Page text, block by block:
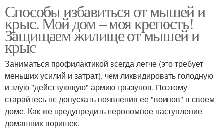
Способы избавиться от мышей и
крыс. Мой дом – моя крепость!
Защищаем жилище от мышей и
крыс
Заниматься профилактикой всегда легче (это требует
меньших усилий и затрат), чем ликвидировать голодную
и злую "действующую" армию грызунов. Поэтому
старайтесь не допускать появления ее "воинов" в своем
доме. Как же предупредить вероломное наступление
домашних воришек.